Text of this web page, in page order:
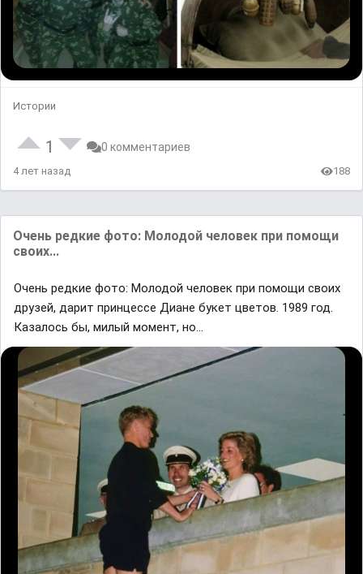
Истории
1 0 комментариев
4 лет назад 188
Очень редкие фото: Молодой человек при помощи
своих...
Очень редкие фото: Молодой человек при помощи своих
друзей, дарит принцессе Диане букет цветов. 1989 год.
Казалось бы, милый момент, но…